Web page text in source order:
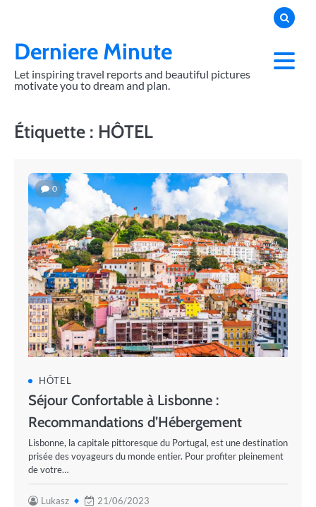
contentDerniere Minute
Let inspiring travel reports and beautiful pictures
motivate you to dream and plan.
Étiquette : HÔTEL
0
HÔTEL
Séjour Confortable à Lisbonne :
Recommandations d’Hébergement
Lisbonne, la capitale pittoresque du Portugal, est une destination
prisée des voyageurs du monde entier. Pour profiter pleinement
de votre…
Lukasz 21/06/2023